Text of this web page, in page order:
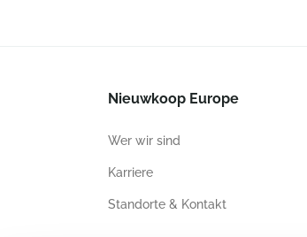
Nieuwkoop Europe
Wer wir sind
Karriere
Standorte & Kontakt